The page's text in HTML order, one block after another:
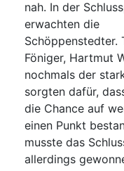
nah. In der
erwachten die
Schöppenstedter.
Föniger, Hartmut
nochmals der
sorgten dafür,
die Chance auf
einen Punkt
musste das
allerdings